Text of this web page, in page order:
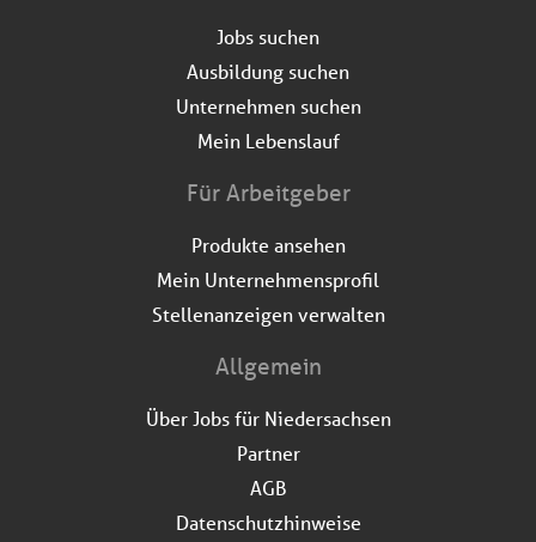
Jobs suchen
Ausbildung suchen
Unternehmen suchen
Mein Lebenslauf
Für Arbeitgeber
Produkte ansehen
Mein Unternehmensprofil
Stellenanzeigen verwalten
Allgemein
Über Jobs für Niedersachsen
Partner
AGB
Datenschutzhinweise